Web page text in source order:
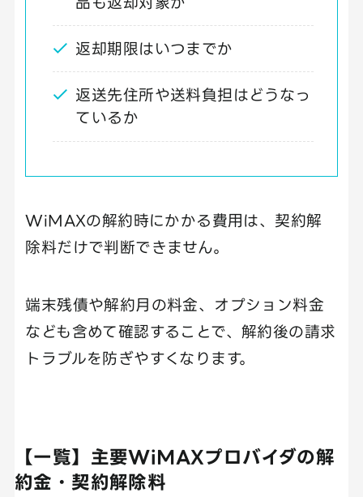
返却期限はいつまでか
返送先住所や送料負担はどうなっ
ているか
WiMAXの解約時にかかる費用は、契約解
除料だけで判断できません。
端末残債や解約月の料金、オプション料金
なども含めて確認することで、解約後の請求
トラブルを防ぎやすくなります。
【一覧】主要WiMAXプロバイダの解
約金・契約解除料